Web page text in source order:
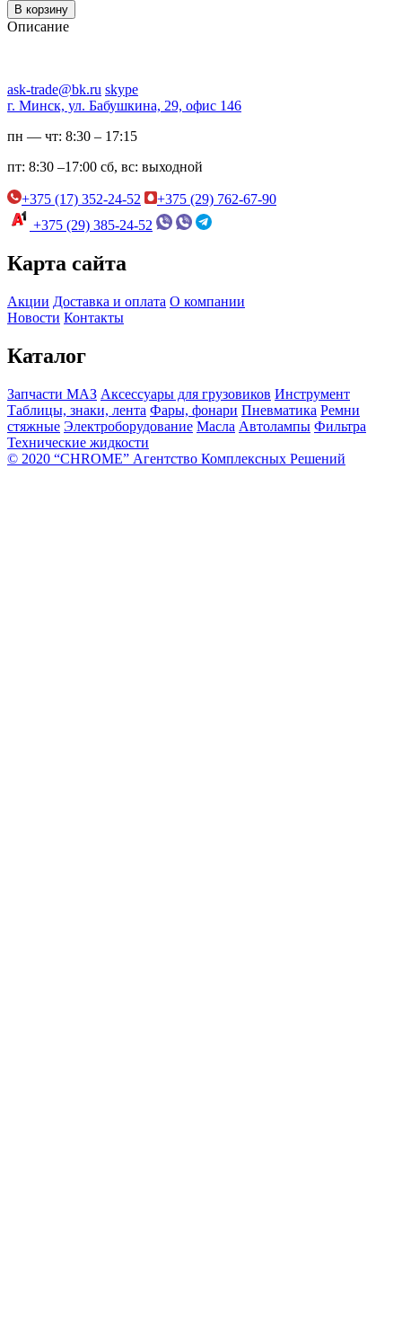
В корзину
Описание
ask-trade@bk.ru skype
г. Минск, ул. Бабушкина, 29, офис 146
пн — чт: 8:30 – 17:15
пт: 8:30 –17:00 сб, вс: выходной
+375 (17) 352-24-52
+375 (29) 762-67-90
+375 (29) 385-24-52
Карта сайта
Акции Доставка и оплата О компании
Новости Контакты
Каталог
Запчасти МАЗ Аксессуары для грузовиков Инструмент
Таблицы, знаки, лента Фары, фонари Пневматика Ремни
стяжные Электроборудование Масла Автолампы Фильтра
Технические жидкости
© 2020 “CHROME” Агентство Комплексных Решений